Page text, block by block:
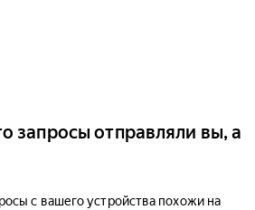
запросы отправляли вы, а
с вашего устройства похожи на